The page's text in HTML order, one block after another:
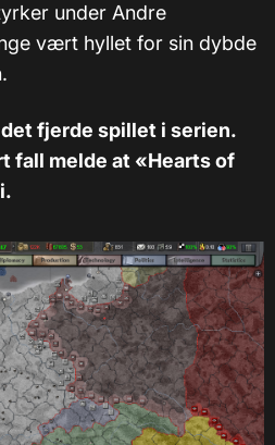
under Andre
vært hyllet for sin dybde
fjerde spillet i serien.
fall melde at «Hearts of